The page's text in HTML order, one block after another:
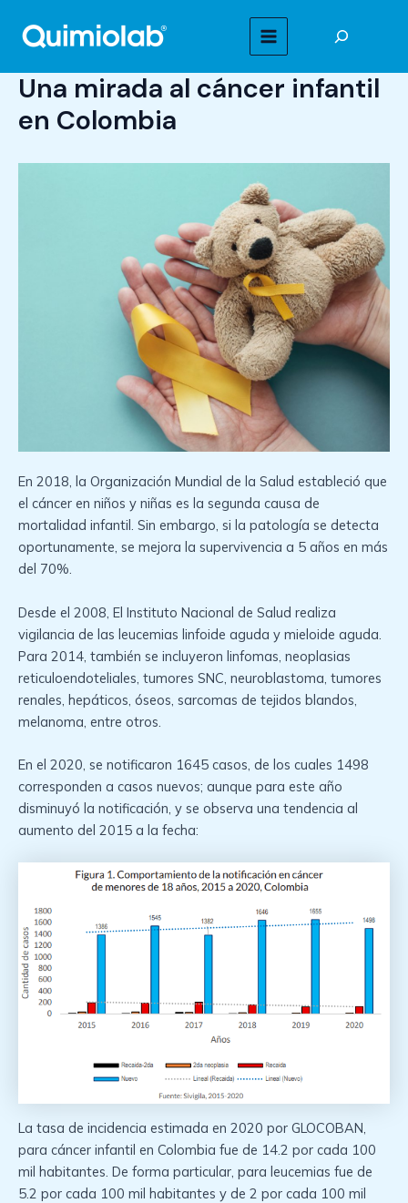
contenido
MAIN
MENU
Una mirada al cáncer infantil
en Colombia
En 2018, la Organización Mundial de la Salud estableció que
el cáncer en niños y niñas es la segunda causa de
mortalidad infantil. Sin embargo, si la patología se detecta
oportunamente, se mejora la supervivencia a 5 años en más
del 70%.
Desde el 2008, El Instituto Nacional de Salud realiza
vigilancia de las leucemias linfoide aguda y mieloide aguda.
Para 2014, también se incluyeron linfomas, neoplasias
reticuloendoteliales, tumores SNC, neuroblastoma, tumores
renales, hepáticos, óseos, sarcomas de tejidos blandos,
melanoma, entre otros.
En el 2020, se notificaron 1645 casos, de los cuales 1498
corresponden a casos nuevos; aunque para este año
disminuyó la notificación, y se observa una tendencia al
aumento del 2015 a la fecha:
La tasa de incidencia estimada en 2020 por GLOCOBAN,
para cáncer infantil en Colombia fue de 14.2 por cada 100
mil habitantes. De forma particular, para leucemias fue de
5.2 por cada 100 mil habitantes y de 2 por cada 100 mil